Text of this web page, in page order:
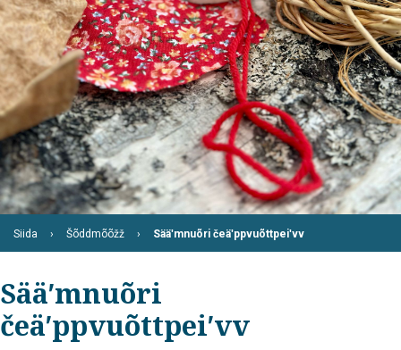
Siida Šõddmõõžž Sääʹmnuõri čeäʹppvuõttpeiʹvv
Sääʹmnuõri
čeäʹppvuõttpeiʹvv